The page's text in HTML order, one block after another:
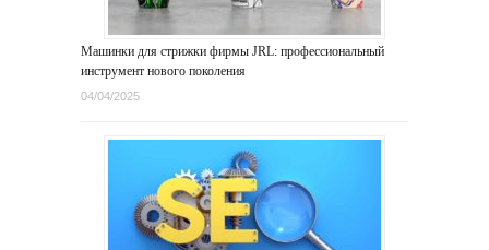
Машинки для стрижки фирмы JRL: профессиональный
инструмент нового поколения
04/04/2025